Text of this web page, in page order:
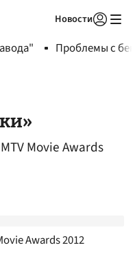
Новости
Проблемы с
Movie Awards
Awards 2012